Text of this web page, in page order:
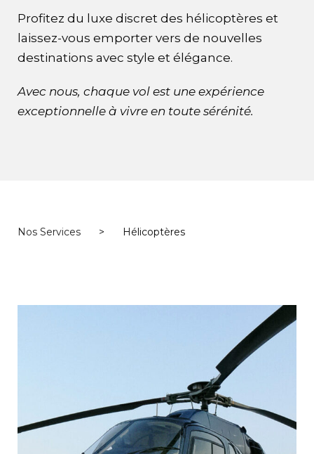
Profitez du luxe discret des hélicoptères et
laissez-vous emporter vers de nouvelles
destinations avec style et élégance.
Avec nous, chaque vol est une expérience
exceptionnelle à vivre en toute sérénité.
Nos Services > Hélicoptères